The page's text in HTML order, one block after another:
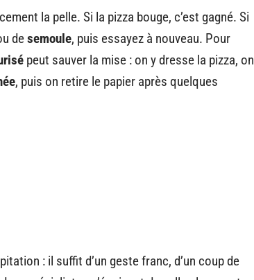
la pelle. Si la pizza bouge, c’est gagné. Si
desemoule, puis essayez à nouveau. Pour
peut sauver la mise : on y dresse la pizza, on
, puis on retire le papier après quelques
: il suffit d’un geste franc, d’un coup de